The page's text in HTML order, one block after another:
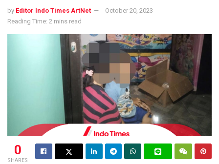
by Editor Indo Times ArtNet
October 20, 2023
Reading Time: 2 mins read
0
SHARES